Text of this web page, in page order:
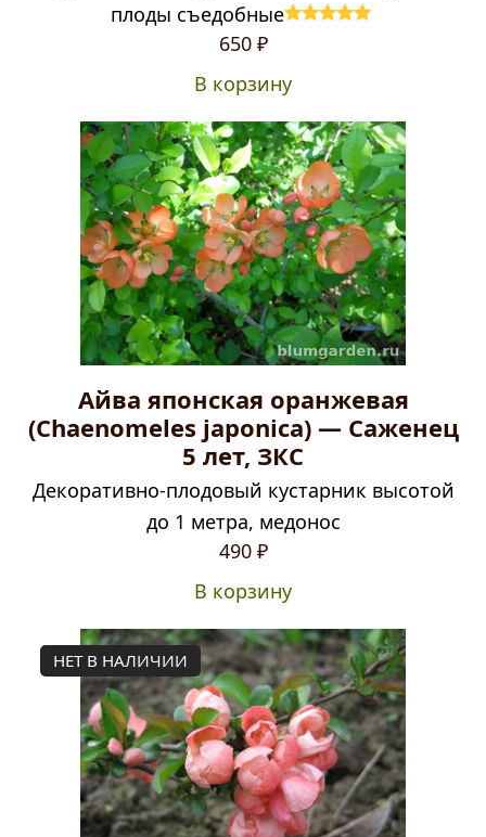
плоды съедобные
650 ₽
В корзину
Айва японская оранжевая
(Chaenomeles japonica) — Саженец
5 лет, ЗКС
Декоративно-плодовый кустарник высотой
до 1 метра, медонос
490 ₽
В корзину
НЕТ В НАЛИЧИИ